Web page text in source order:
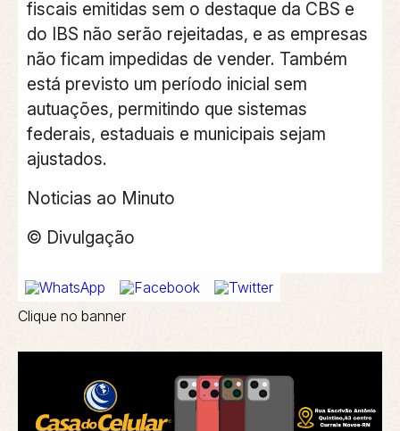
fiscais emitidas sem o destaque da CBS e
do IBS não serão rejeitadas, e as empresas
não ficam impedidas de vender. Também
está previsto um período inicial sem
autuações, permitindo que sistemas
federais, estaduais e municipais sejam
ajustados.
Noticias ao Minuto
© Divulgação
Clique no banner